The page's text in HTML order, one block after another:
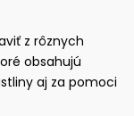
z rôznych
obsahujú
aj za pomoci